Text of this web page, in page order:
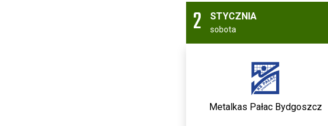
2 STYCZNIA
sobota
Metalkas Pałac Bydgoszcz